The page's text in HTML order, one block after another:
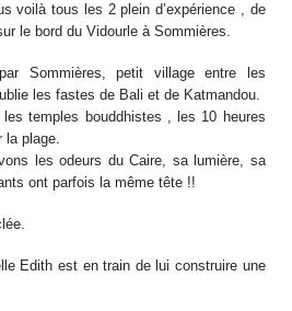
voilà tous les 2 plein d’expérience , de
le bord du Vidourle à Sommières.
Sommières, petit village entre les
les fastes de Bali et de Katmandou.
temples bouddhistes , les 10 heures
la plage.
les odeurs du Caire, sa lumière, sa
ont parfois la même tête !!
Edith est en train de lui construire une